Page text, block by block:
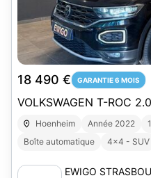
18 490 € GARANTIE 6 MOIS
VOLKSWAGEN T-ROC
Hoenheim Année 2022
Boîte automatique
4x4 - SUV
EWIGO